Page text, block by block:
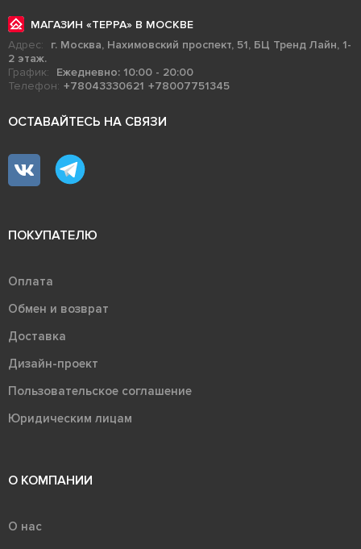
МАГАЗИН «ТЕРРА» В МОСКВЕ
Адрес:
г. Москва, Нахимовский проспект, 51, БЦ Тренд Лайн, 1-
2 этаж.
График:
Ежедневно: 10:00 - 20:00
Телефон: +78043330621 +78007751345
ОСТАВАЙТЕСЬ НА СВЯЗИ
ПОКУПАТЕЛЮ
Оплата
Обмен и возврат
Доставка
Дизайн-проект
Пользовательское соглашение
Юридическим лицам
О КОМПАНИИ
О нас